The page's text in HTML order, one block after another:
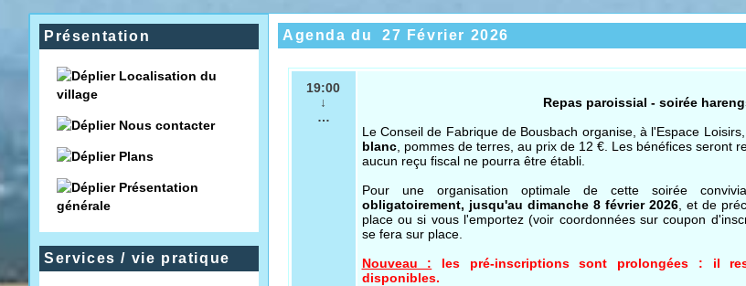
Présentation
Localisation du
village
Nous contacter
Plans
Présentation
générale
Services / vie pratique
Agenda du 27 Février 2026
19:00
↓
…
Repas paroissial - soirée
Le Conseil de Fabrique de Bousbach organise, à l'Espace
blanc, pommes de terres, au prix de 12 €. Les bénéfices seront
aucun reçu fiscal ne pourra être établi.
Pour une organisation optimale de cette soirée
obligatoirement, jusqu'au dimanche 8 février 2026, et de
place ou si vous l'emportez (voir coordonnées sur coupon
se fera sur place.
Nouveau : les pré-inscriptions sont prolongées : il
disponibles.